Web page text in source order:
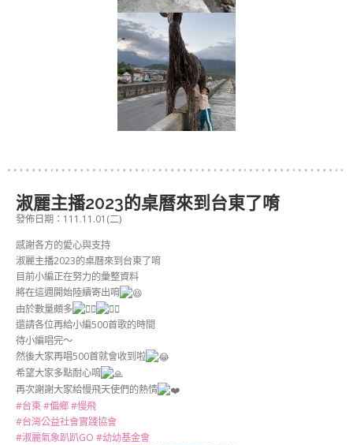
淑麗主播2023的桌曆來到台東了唷
發佈日期：111.11.01(二)
感謝各方的愛心與支持
淑麗主播2023的桌曆來到台東了唷
目前小編正在努力的彙整資料
將在這週開始陸續寄出唷
由於數量頗多
還請各位再給小編500首歌的時間
待小編唱完～
然後大家再唱500首就會收到啦
希望大家多點耐心唷
再次謝謝大家給慢飛天使們的熱情
#台東#偏鄉#慢飛
#台灣公益社會實踐協會
#淑麗氣象趴趴GO #幼幼基金會